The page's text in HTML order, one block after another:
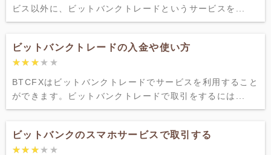
ビス以外に、ビットバンクトレードというサービスを...
ビットバンクトレードの入金や使い方
★★★★★
★★★★★
BTCFXはビットバンクトレードでサービスを利用すること
ができます。ビットバンクトレードで取引をするには...
ビットバンクのスマホサービスで取引する
★★★★★
★★★★★